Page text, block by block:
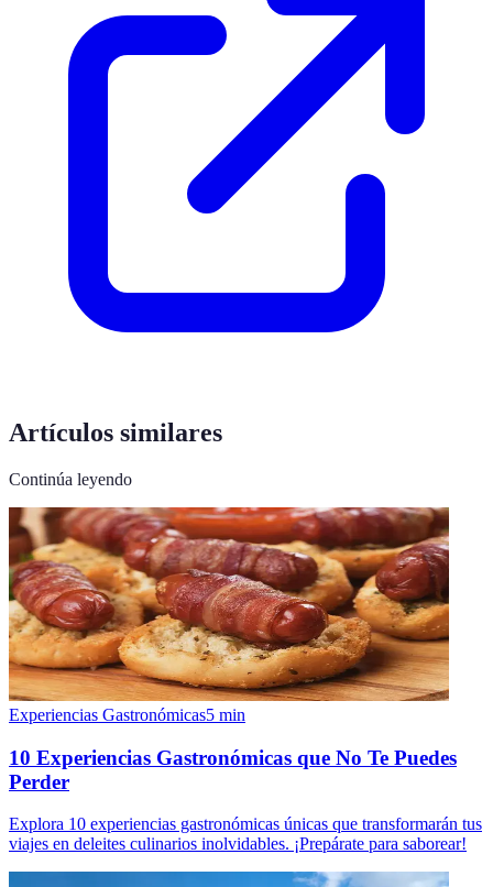
Artículos similares
Continúa leyendo
Experiencias Gastronómicas5 min
10 Experiencias Gastronómicas que No Te Puedes
Perder
Explora 10 experiencias gastronómicas únicas que transformarán tus
viajes en deleites culinarios inolvidables. ¡Prepárate para saborear!